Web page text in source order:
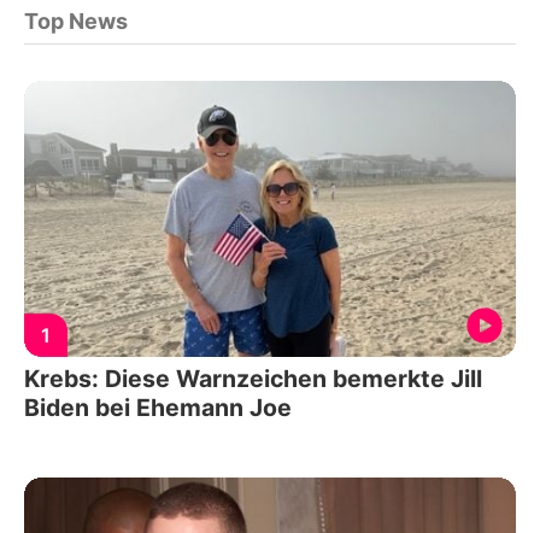
Top News
1
Krebs: Diese Warnzeichen bemerkte Jill
Biden bei Ehemann Joe